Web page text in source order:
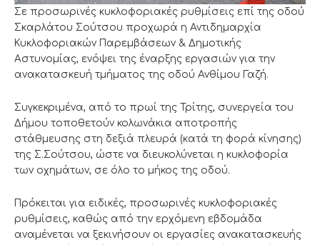
Σε προσωρινές κυκλοφοριακές ρυθμίσεις επί της οδού
Σκαρλάτου Σούτσου προχωρά η Αντιδημαρχία
Κυκλοφοριακών Παρεμβάσεων & Δημοτικής
Αστυνομίας, ενόψει της έναρξης εργασιών για την
ανακατασκευή τμήματος της οδού Ανθίμου Γαζή.
Συγκεκριμένα, από το πρωί της Τρίτης, συνεργεία του
Δήμου τοποθετούν κολωνάκια αποτροπής
στάθμευσης στη δεξιά πλευρά (κατά τη φορά κίνησης)
της Σ.Σούτσου, ώστε να διευκολύνεται η κυκλοφορία
των οχημάτων, σε όλο το μήκος της οδού.
Πρόκειται για ειδικές, προσωρινές κυκλοφοριακές
ρυθμίσεις, καθώς από την ερχόμενη εβδομάδα
αναμένεται να ξεκινήσουν οι εργασίες ανακατασκευής